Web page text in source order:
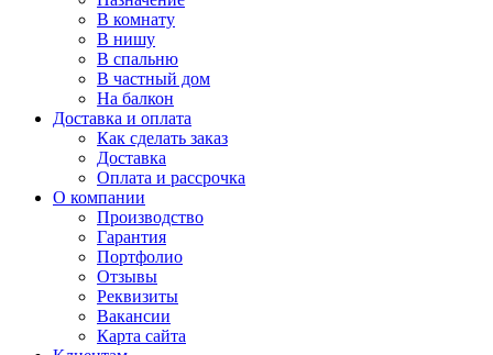
В комнату
В нишу
В спальню
В частный дом
На балкон
Доставка и оплата
Как сделать заказ
Доставка
Оплата и рассрочка
О компании
Производство
Гарантия
Портфолио
Отзывы
Реквизиты
Вакансии
Карта сайта